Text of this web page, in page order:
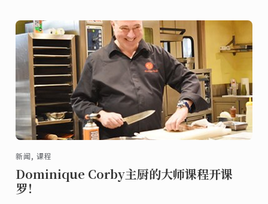
新闻, 课程
Dominique Corby主厨的大师课程开课
罗！